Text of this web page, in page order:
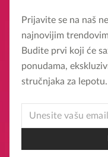
biti
izabrane
na
stranici
Prijavite se na naš
najnovijim
Budite prvi koji će
ponudama,
stručnjaka za lepotu.
EMAIL